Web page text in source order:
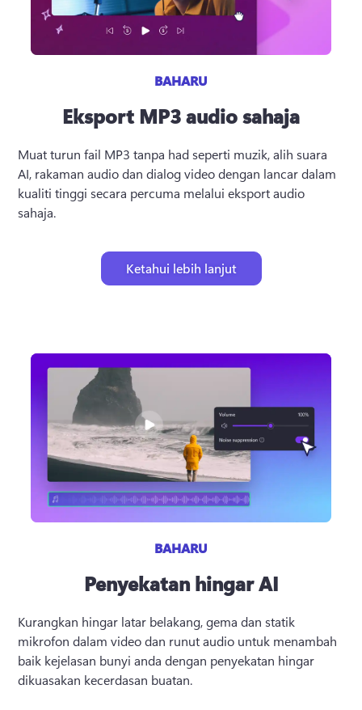
BAHARU
Eksport MP3 audio sahaja
Muat turun fail MP3 tanpa had seperti muzik, alih suara
AI, rakaman audio dan dialog video dengan lancar dalam
kualiti tinggi secara percuma melalui eksport audio
sahaja.
Ketahui lebih lanjut
BAHARU
Penyekatan hingar AI
Kurangkan hingar latar belakang, gema dan statik
mikrofon dalam video dan runut audio untuk menambah
baik kejelasan bunyi anda dengan penyekatan hingar
dikuasakan kecerdasan buatan.